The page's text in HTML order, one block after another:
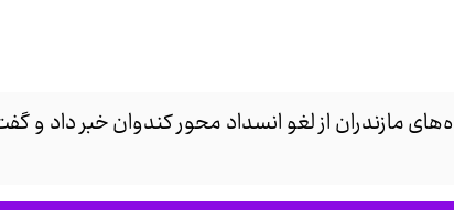
مازندران از لغو انسداد محور کندوان خبر داد و